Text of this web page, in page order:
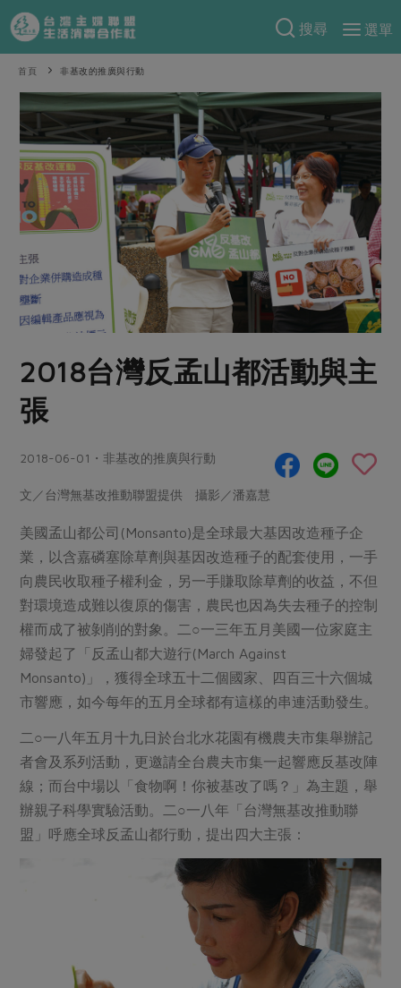
搜尋
選單
產品分類
當季蔬果
一籃菜 當令水果
芽苗類 蕈菇類
辛香料類
奶蛋豆・五穀
蛋 乳製品
豆製品 米麵雜糧
肉品・水產
畜產肉類
調理食材・點心
調味醬料/南北貨 烘焙
休閒零嘴 沖泡飲品
保健食品
居家好物
美妝保養 個人清潔
家庭清潔 織品
日用品 圖書禮品
防災用品
最新產品
食譜料理
食材
米食
麵食
海鮮
常備菜
蛋料理
醬料
湯品．鍋物
漬物
涼拌沙拉
飲品
主題食譜
異國料理
年菜食譜
養身食補
節慶大餐
特別企畫
預購活動
把最好的台灣味帶回家！
防災用品預購圓滿結束
2026年端午節預購圓滿結束
更多預購活動
合作25-經典快閃最後一週
合作25-精選產品第四彈
合作25-精選產品第三彈
議題活動
主婦聯盟X樂齡網特約優惠案
30%rPET紅烏龍茶
2024農業發展計畫年度報告
更多議題活動
把最好的台灣味帶回家！
綠主張
主婦食堂 一籃菜真心話
社內大小事 合作聯合國
樂齡生活 親子食育
廚房瑜伽
關注議題
減硝酸鹽 惜食
非基改運動 支持本土農糧
廢核運動 能源議題
減添加物 減塑減廢
公益金 食農教育
更多議題
生活者e週報
綠主張月刊
典藏閱覽室
關於合作社
認識合作社
關於我們
合作社組織
產品檢驗
自主把關
硝酸鹽檢驗
社員權益
合作社法規
社務專區
選舉專區
最新消息
媒體報導
下載專區
活動報下載
重要公告
首頁 非基改的推廣與行動
2018台灣反孟山都活動與主
張
2018-06-01・非基改的推廣與行動
文／台灣無基改推動聯盟提供 攝影／潘嘉慧
美國孟山都公司(Monsanto)是全球最大基因改造種子企
業，以含嘉磷塞除草劑與基因改造種子的配套使用，一手
向農民收取種子權利金，另一手賺取除草劑的收益，不但
對環境造成難以復原的傷害，農民也因為失去種子的控制
權而成了被剝削的對象。二○一三年五月美國一位家庭主
婦發起了「反孟山都大遊行(March Against
Monsanto)」，獲得全球五十二個國家、四百三十六個城
市響應，如今每年的五月全球都有這樣的串連活動發生。
二○一八年五月十九日於台北水花園有機農夫市集舉辦記
者會及系列活動，更邀請全台農夫市集一起響應反基改陣
線；而台中場以「食物啊！你被基改了嗎？」為主題，舉
辦親子科學實驗活動。二○一八年「台灣無基改推動聯
盟」呼應全球反孟山都行動，提出四大主張：